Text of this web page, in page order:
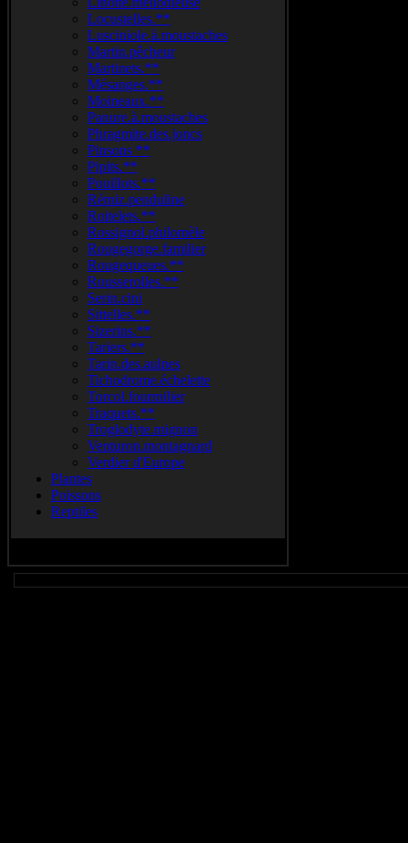
Locustelles.**
Lusciniole.à.moustaches
Martin.pêcheur
Martinets.**
Mésanges.**
Moineaux.**
Panure.à.moustaches
Phragmite.des.joncs
Pinsons **
Pipits.**
Pouillots.**
Rémiz.penduline
Roitelets.**
Rossignol.philomèle
Rougegorge.familier
Rougequeues.**
Rousserolles.**
Serin.cini
Sittelles.**
Sizerins.**
Tariers.**
Tarin.des.aulnes
Tichodrome.échelette
Torcol.fourmilier
Traquets.**
Troglodyte.mignon
Venturon.montagnard
Verdier d'Europe
Plantes
Poissons
Reptiles